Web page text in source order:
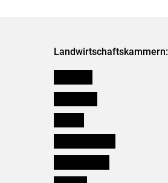
Landwirtschaftskammern: